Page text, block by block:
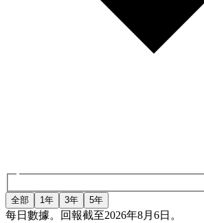
全部 1年 3年 5年
每日數據。回報截至2026年8月6日。